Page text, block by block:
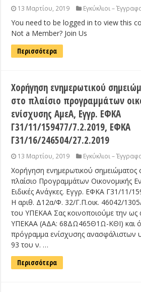
13 Μαρτίου, 2019 Εγκύκλιοι –
You need to be logged in to view this
Not a Member? Join Us
Περισσότερα
Χορήγηση ενημερωτικού
στο πλαίσιο προγραμμάτων
ενίσχυσης ΑμεΑ, Εγγρ. ΕΦΚΑ
Γ31/11/159477/7.2.2019, ΕΦΚΑ
Γ31/16/246504/27.2.2019
13 Μαρτίου, 2019 Εγκύκλιοι –
Χορήγηση ενημερωτικού
πλαίσιο Προγραμμάτων Οικονομικής
Ειδικές Ανάγκες. Εγγρ. ΕΦΚΑ Γ31/11/
Η αριθ. Δ12α/Φ. 32/Γ.Π.οικ. 46042/
του ΥΠΕΚΑΑ Σας κοινοποιούμε την ως
ΥΠΕΚΑΑ (ΑΔΑ: 68ΔΩ465Θ1Ω-ΚΘΙ) και
πρόγραμμα ενίσχυσης ανασφάλιστων
93 του ν. …
Περισσότερα